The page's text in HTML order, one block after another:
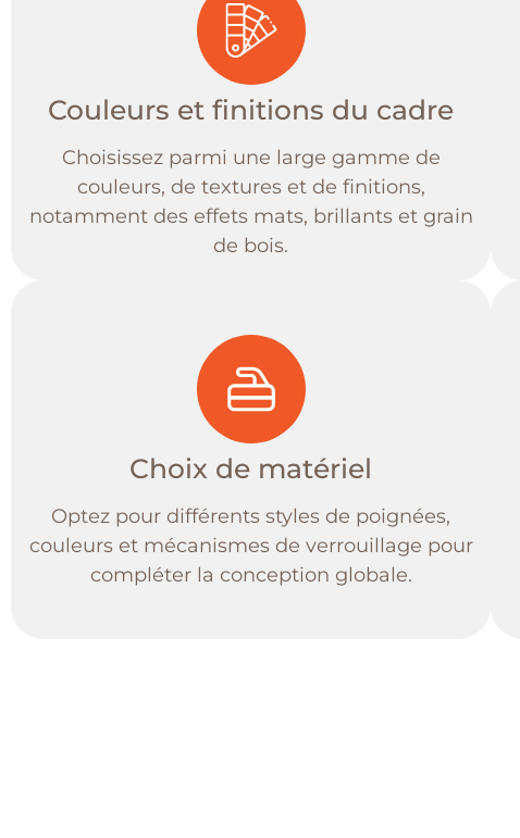
Couleurs et finitions du cadre
Choisissez parmi une large gamme de
couleurs, de textures et de finitions,
notamment des effets mats, brillants et grain
de bois.
Choix de matériel
Optez pour différents styles de poignées,
couleurs et mécanismes de verrouillage pour
compléter la conception globale.